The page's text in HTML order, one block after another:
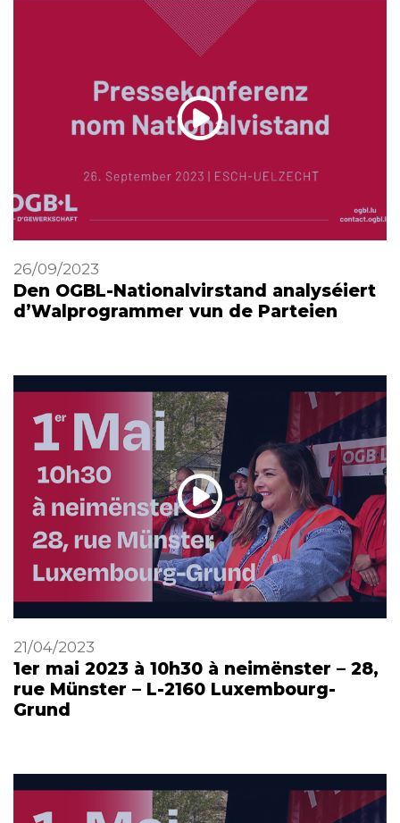
26/09/2023
Den OGBL-Nationalvirstand analyséiert
d’Walprogrammer vun de Parteien
21/04/2023
1er mai 2023 à 10h30 à neimënster – 28,
rue Münster – L-2160 Luxembourg-
Grund